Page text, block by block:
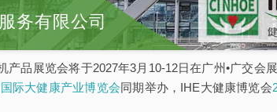
务有限公司
产品展览会将于2027年3月10-12日在广州•广交会
际大健康产业博览会同期举办，IHE大健康博览会